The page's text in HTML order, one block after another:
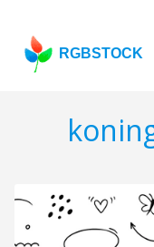
RGBSTOCK